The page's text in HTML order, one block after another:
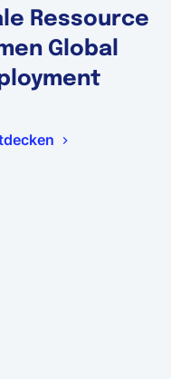
Ressource
Global